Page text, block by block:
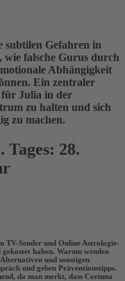
subtilen Gefahren in
wie falsche Gurus durch
Abhängigkeit
Ein zentraler
für Julia in der
zu halten und sich
zu machen.
Tages: 28.
TV-Sender und Online Astrologie-
haben. Warum wenden
und sonstigen
und geben Präventionstipps.
da man merkt, dass Corinna